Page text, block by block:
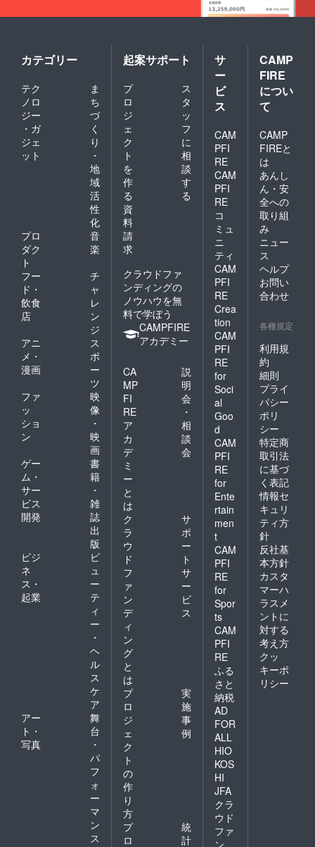
カテゴリー
テク
ノロ
ジー
・ガ
ジェ
ット
ま
ち
づ
く
り
・
地
域
活
性
化
プロ
ダク
ト
音
楽
フー
ド・
飲食
店
チ
ャ
レ
ン
ジ
アニ
メ・
漫画
ス
ポ
ー
ツ
ファ
ッ
ショ
ン
映
像
・
映
画
ゲー
ム・
サー
ビス
開発
書
籍
・
雑
誌
出
版
ビジ
ネ
ス・
起業
ビ
ュ
ー
テ
ィ
ー
・
ヘ
ル
ス
ケ
ア
アー
ト・
写真
舞
台
・
パ
フ
ォ
ー
マ
ン
ス
起案サポート
プ
ロ
ジ
ェ
ク
ト
を
作
る
ス
タ
ッ
フ
に
相
談
す
る
資
料
請
求
クラウドファ
ンディングの
ノウハウを無
料で学ぼう
CAMPFIRE
アカデミー
CA
MP
FI
RE
ア
カ
デ
ミ
ー
と
は
説
明
会
・
相
談
会
ク
ラ
ウ
ド
フ
ァ
ン
デ
ィ
ン
グ
と
は
サ
ポ
ー
ト
サ
ー
ビ
ス
プ
ロ
ジ
ェ
ク
ト
の
作
り
方
実
施
事
例
プ
ロ
統
計
サ
ー
ビ
ス
CAM
PFI
RE
CAM
PFI
RE
コ
ミュ
ニ
ティ
CAM
PFI
RE
Crea
tion
CAM
PFI
RE
for
Soci
al
Goo
d
CAM
PFI
RE
for
Ente
rtain
men
t
CAM
PFI
RE
for
Spor
ts
CAM
PFI
RE
ふる
さと
納税
AD
FOR
ALL
HIO
KOS
HI
JFA
クラ
ウド
ファ
ン
CAMP
FIRE
につい
て
CAMP
FIREと
は
あんし
ん・安
全への
取り組
み
ニュー
ス
ヘルプ
お問い
合わせ
各種規定
利用規
約
細則
プライ
バシー
ポリ
シー
特定商
取引法
に基づ
く表記
情報セ
キュリ
ティ方
針
反社基
本方針
カスタ
マーハ
ラスメ
ントに
対する
考え方
クッ
キーポ
リシー